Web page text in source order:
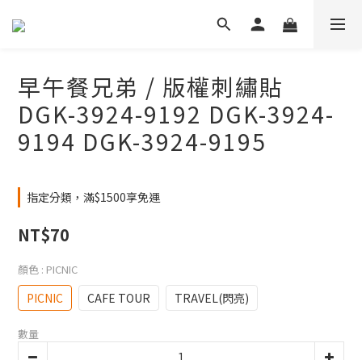
早午餐兄弟 / 版權刺繡貼
DGK-3924-9192 DGK-3924-
9194 DGK-3924-9195
指定分類，滿$1500享免運
NT$70
顏色 : PICNIC
PICNIC CAFE TOUR TRAVEL(閃亮)
數量